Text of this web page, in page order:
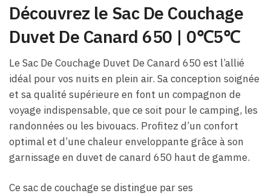
Découvrez le Sac De Couchage
Duvet De Canard 650 | 0℃5℃
Le Sac De Couchage Duvet De Canard 650 est l’allié
idéal pour vos nuits en plein air. Sa conception soignée
et sa qualité supérieure en font un compagnon de
voyage indispensable, que ce soit pour le camping, les
randonnées ou les bivouacs. Profitez d’un confort
optimal et d’une chaleur enveloppante grâce à son
garnissage en duvet de canard 650 haut de gamme.
Ce sac de couchage se distingue par ses